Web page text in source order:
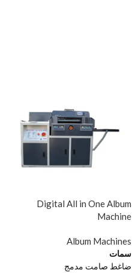
Digital All in One Album
Machine
Album Machines
سمات
ضاغط صامت مدمج